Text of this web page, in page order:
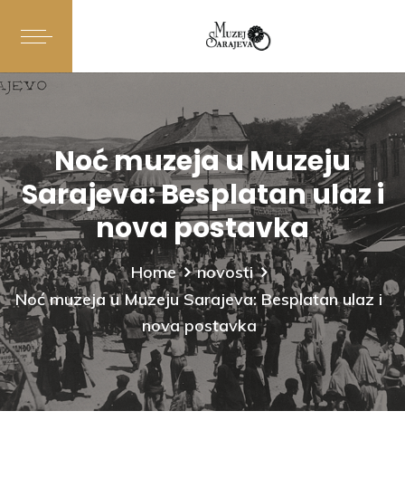
Noć muzeja u Muzeju
Sarajeva: Besplatan ulaz i
nova postavka
Home
novosti
Noć muzeja u Muzeju Sarajeva: Besplatan ulaz i
nova postavka